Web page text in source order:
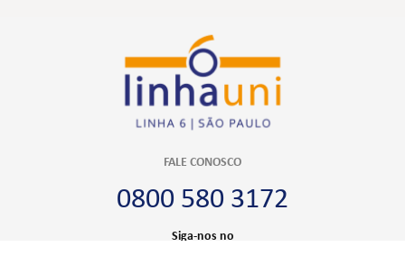
FALE CONOSCO
0800 580 3172
Siga-nos no